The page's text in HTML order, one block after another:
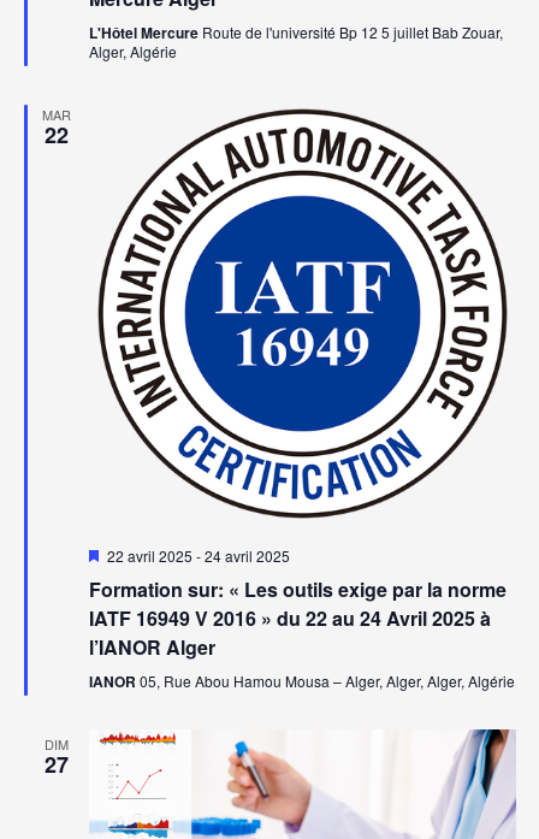
L'Hôtel Mercure Route de l'université Bp 12 5 juillet Bab Zouar,
Alger, Algérie
MAR
22
Mis
avant
22 avril 2025 -24 avril 2025
Formation sur: « Les outils exige par la norme
IATF 16949 V 2016 » du 22 au 24 Avril 2025 à
l’IANOR Alger
IANOR 05, Rue Abou Hamou Mousa – Alger, Alger, Alger, Algérie
DIM
27